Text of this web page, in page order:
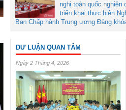
nghị toàn quốc
triển khai thực hiện
Ban Chấp hành Trung ương Đảng
DƯ LUẬN QUAN TÂM
Ngày 2 Tháng 4, 2026